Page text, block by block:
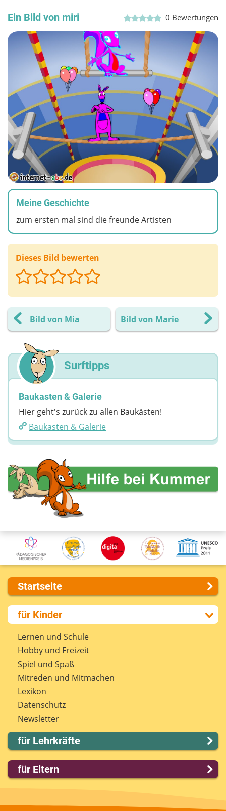
Ein Bild von miri 0 Bewertungen
Meine Geschichte
zum ersten mal sind die freunde Artisten
Dieses Bild bewerten
Bild von Mia Bild von Marie
Surftipps
Baukasten & Galerie
Hier geht's zurück zu allen Baukästen!
Baukasten & Galerie
Startseite
Über uns
Presse
Kontakt
Impressum
Internet-ABC Sitemap
Barrierefreiheit
Länderprojekte
für Kinder
Lernen und Schule
Hobby und Freizeit
Spiel und Spaß
Mitreden und Mitmachen
Lexikon
Datenschutz
Newsletter
für Lehrkräfte
Lernmodule
Unterrichts­materialien
Praxishilfen
für Eltern
Spieletipps & Lernsoftware